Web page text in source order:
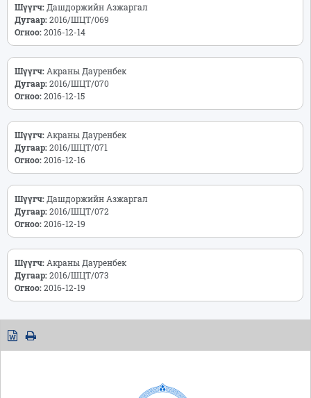
Шүүгч: Дашдоржийн Азжаргал
Дугаар:2016/ШЦТ/069
Огноо:2016-12-14
Шүүгч: Акраны Дауренбек
Дугаар:2016/ШЦТ/070
Огноо:2016-12-15
Шүүгч: Акраны Дауренбек
Дугаар:2016/ШЦТ/071
Огноо:2016-12-16
Шүүгч: Дашдоржийн Азжаргал
Дугаар:2016/ШЦТ/072
Огноо:2016-12-19
Шүүгч: Акраны Дауренбек
Дугаар:2016/ШЦТ/073
Огноо:2016-12-19